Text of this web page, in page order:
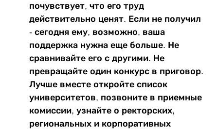
почувствует, что его труд
действительно ценят. Если не получил
- сегодня ему, возможно, ваша
поддержка нужна еще больше. Не
сравнивайте его с другими. Не
превращайте один конкурс в приговор.
Лучше вместе откройте список
университетов, позвоните в приемные
комиссии, узнайте о ректорских,
региональных и корпоративных